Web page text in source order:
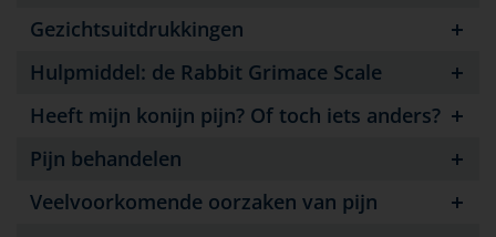
Gezichtsuitdrukkingen
Hulpmiddel: de Rabbit Grimace Scale
Heeft mijn konijn pijn? Of toch iets anders?
Pijn behandelen
Veelvoorkomende oorzaken van pijn